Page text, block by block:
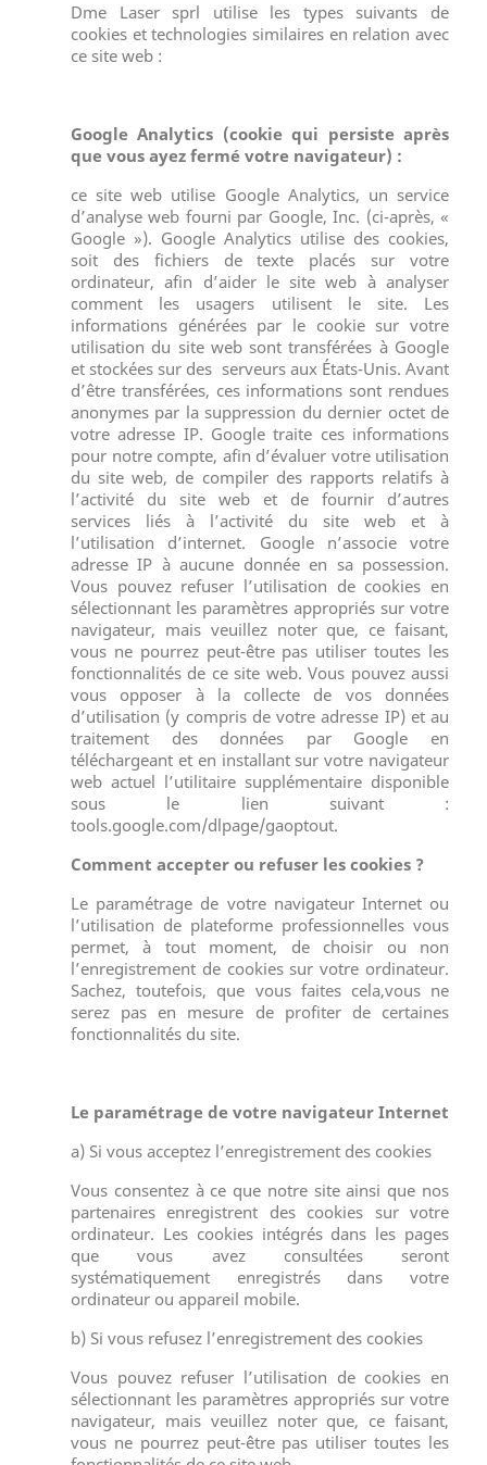
Dme Laser sprl utilise les types suivants de
cookies et technologies similaires en relation avec
ce site web :
Google Analytics (cookie qui persiste après
que vous ayez fermé votre navigateur) :
ce site web utilise Google Analytics, un service
d’analyse web fourni par Google, Inc. (ci-après, «
Google »). Google Analytics utilise des cookies,
soit des fichiers de texte placés sur votre
ordinateur, afin d’aider le site web à analyser
comment les usagers utilisent le site. Les
informations générées par le cookie sur votre
utilisation du site web sont transférées à Google
et stockées sur des serveurs aux États-Unis. Avant
d’être transférées, ces informations sont rendues
anonymes par la suppression du dernier octet de
votre adresse IP. Google traite ces informations
pour notre compte, afin d’évaluer votre utilisation
du site web, de compiler des rapports relatifs à
l’activité du site web et de fournir d’autres
services liés à l’activité du site web et à
l’utilisation d’internet. Google n’associe votre
adresse IP à aucune donnée en sa possession.
Vous pouvez refuser l’utilisation de cookies en
sélectionnant les paramètres appropriés sur votre
navigateur, mais veuillez noter que, ce faisant,
vous ne pourrez peut-être pas utiliser toutes les
fonctionnalités de ce site web. Vous pouvez aussi
vous opposer à la collecte de vos données
d’utilisation (y compris de votre adresse IP) et au
traitement des données par Google en
téléchargeant et en installant sur votre navigateur
web actuel l’utilitaire supplémentaire disponible
sous le lien suivant :
tools.google.com/dlpage/gaoptout.
Comment accepter ou refuser les cookies ?
Le paramétrage de votre navigateur Internet ou
l’utilisation de plateforme professionnelles vous
permet, à tout moment, de choisir ou non
l’enregistrement de cookies sur votre ordinateur.
Sachez, toutefois, que vous faites cela,vous ne
serez pas en mesure de profiter de certaines
fonctionnalités du site.
Le paramétrage de votre navigateur Internet
a) Si vous acceptez l’enregistrement des cookies
Vous consentez à ce que notre site ainsi que nos
partenaires enregistrent des cookies sur votre
ordinateur. Les cookies intégrés dans les pages
que vous avez consultées seront
systématiquement enregistrés dans votre
ordinateur ou appareil mobile.
b) Si vous refusez l’enregistrement des cookies
Vous pouvez refuser l’utilisation de cookies en
sélectionnant les paramètres appropriés sur votre
navigateur, mais veuillez noter que, ce faisant,
vous ne pourrez peut-être pas utiliser toutes les